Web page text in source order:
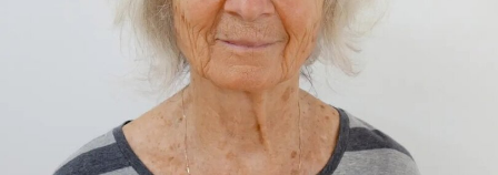
的公众一样，这些员工也不允许将食物或饮料带入
主展厅或储藏区。
“这种展示我们文化遗产的创新模式，竟是由那些连
上厕所或喝口水都得不到充分保障的员工来实现
的，”Prospect工会秘书长迈克·克兰西（Mike